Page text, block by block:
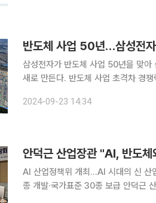
반도체 사업 50년…삼성전
삼성전자가 반도체 사업 50년을 맞
새로 만든다. 반도체 사업 초격차 경
의 일하는 방식'을 제정하기 위해 임
2024-09-23 14:34
안덕근 산업장관 "AI, 반도
AI 산업정책위 개최…AI 시대의 신 산
종 개발·국가표준 30종 보급 안덕근 산업통상자원부 장관은 28일 "인공지능(AI)은 반도체와 같이